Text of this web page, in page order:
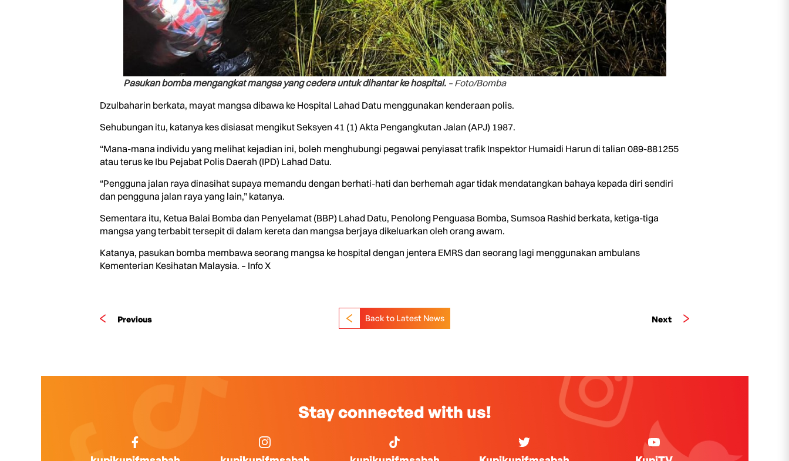
Pasukan bomba mengangkat mangsa yang cedera untuk dihantar ke hospital.– Foto/Bomba
Dzulbaharin berkata, mayat mangsa dibawa ke Hospital Lahad Datu menggunakan kenderaan polis.
Sehubungan itu, katanya kes disiasat mengikut Seksyen 41 (1) Akta Pengangkutan Jalan (APJ) 1987.
“Mana-mana individu yang melihat kejadian ini, boleh menghubungi pegawai penyiasat trafik Inspektor Humaidi Harun di talian 089-881255
atau terus ke Ibu Pejabat Polis Daerah (IPD) Lahad Datu.
“Pengguna jalan raya dinasihat supaya memandu dengan berhati-hati dan berhemah agar tidak mendatangkan bahaya kepada diri sendiri
dan pengguna jalan raya yang lain,” katanya.
Sementara itu, Ketua Balai Bomba dan Penyelamat (BBP) Lahad Datu, Penolong Penguasa Bomba, Sumsoa Rashid berkata, ketiga-tiga
mangsa yang terbabit tersepit di dalam kereta dan mangsa berjaya dikeluarkan oleh orang awam.
Katanya, pasukan bomba membawa seorang mangsa ke hospital dengan jentera EMRS dan seorang lagi menggunakan ambulans
Kementerian Kesihatan Malaysia. – Info X
Previous Next
Back to Latest News
Stay connected with us!